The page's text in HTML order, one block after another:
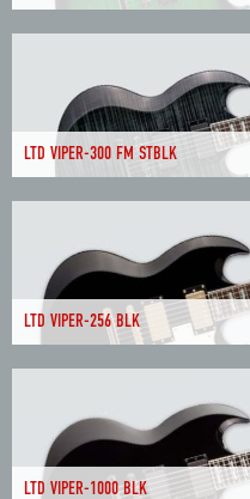
LTD VIPER-300 FM STBLK
LTD VIPER-256 BLK
LTD VIPER-1000 BLK